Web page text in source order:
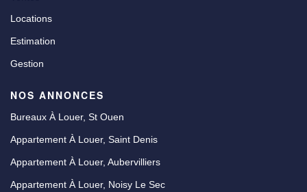
Locations
Estimation
Gestion
NOS ANNONCES
Bureaux À Louer, St Ouen
Appartement À Louer, Saint Denis
Appartement À Louer, Aubervilliers
Appartement À Louer, Noisy Le Sec